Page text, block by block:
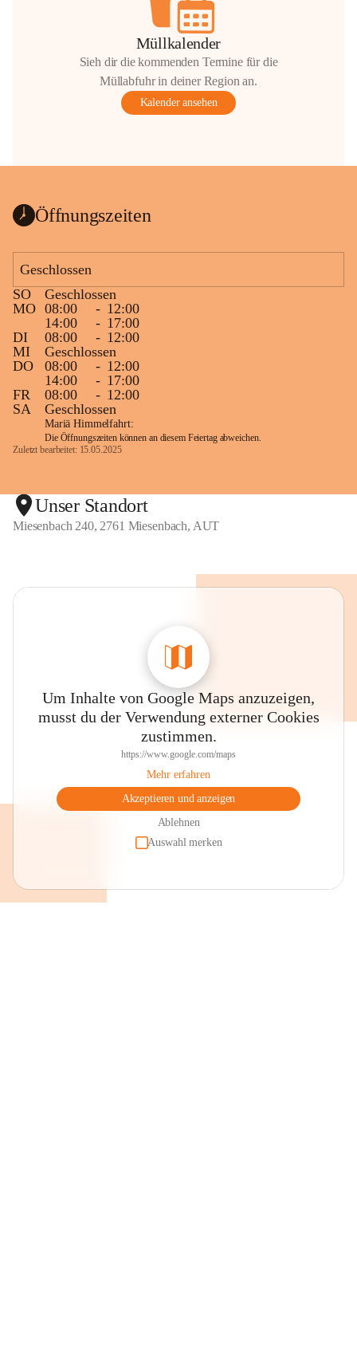
Müllkalender
Sieh dir die kommenden Termine für die
Müllabfuhr in deiner Region an.
Kalender ansehen
Öffnungszeiten
Geschlossen
SO
Geschlossen
MO 08:00 - 12:00
14:00
- 17:00
DI
08:00 - 12:00
MI
Geschlossen
DO
08:00 - 12:00
14:00
- 17:00
FR
08:00 - 12:00
SA
Geschlossen
Mariä Himmelfahrt:
Die Öffnungszeiten können an diesem Feiertag abweichen.
Zuletzt bearbeitet: 15.05.2025
Unser Standort
Miesenbach 240, 2761 Miesenbach, AUT
Um Inhalte von Google Maps anzuzeigen,
musst du der Verwendung externer Cookies
zustimmen.
https://www.google.com/maps
Mehr erfahren
Akzeptieren und anzeigen
Ablehnen
Auswahl merken